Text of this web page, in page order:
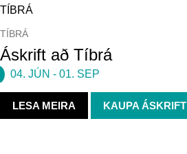
TÍBRÁ
TÍBRÁ
Áskrift að Tíbrá
04. JÚN - 01. SEP
LESA MEIRA KAUPA ÁSKRIFT